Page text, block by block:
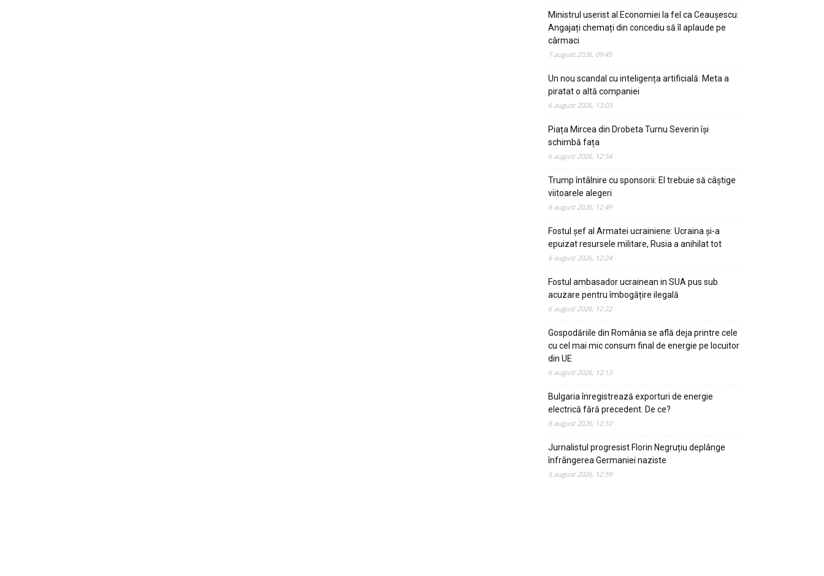
Ministrul userist al Economiei la fel ca Ceaușescu:
Angajați chemați din concediu să îl aplaude pe
cârmaci
7 august 2026, 09:45
Un nou scandal cu inteligența artificială: Meta a
piratat o altă companiei
6 august 2026, 13:03
Piața Mircea din Drobeta Turnu Severin își
schimbă fața
6 august 2026, 12:54
Trump întâlnire cu sponsorii: El trebuie să câștige
viitoarele alegeri
6 august 2026, 12:49
Fostul șef al Armatei ucrainiene: Ucraina și-a
epuizat resursele militare, Rusia a anihilat tot
6 august 2026, 12:24
Fostul ambasador ucrainean in SUA pus sub
acuzare pentru îmbogățire ilegală
6 august 2026, 12:22
Gospodăriile din România se află deja printre cele
cu cel mai mic consum final de energie pe locuitor
din UE
6 august 2026, 12:13
Bulgaria înregistrează exporturi de energie
electrică fără precedent. De ce?
6 august 2026, 12:10
Jurnalistul progresist Florin Negruțiu deplânge
înfrângerea Germaniei naziste
5 august 2026, 12:59